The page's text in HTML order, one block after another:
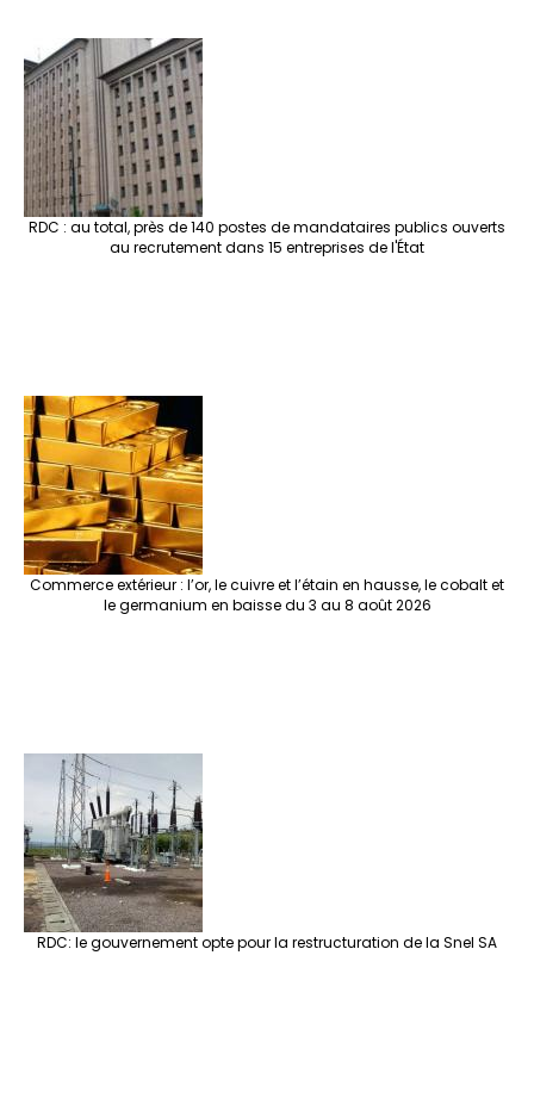
RDC : au total, près de 140 postes de mandataires publics ouverts
au recrutement dans 15 entreprises de l'État
Commerce extérieur : l’or, le cuivre et l’étain en hausse, le cobalt et
le germanium en baisse du 3 au 8 août 2026
RDC: le gouvernement opte pour la restructuration de la Snel SA